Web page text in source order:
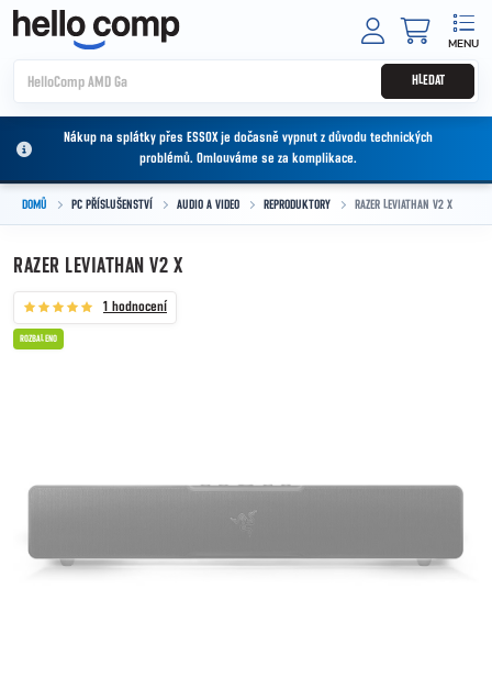
Přejít na obsah
HLEDAT
Nákup na splátky přes ESSOX je dočasně vypnut z důvodu technických
problémů. Omlouváme se za komplikace.
DOMŮ PC PŘÍSLUŠENSTVÍ AUDIO A VIDEO REPRODUKTORY RAZER LEVIATHAN V2 X
RAZER LEVIATHAN V2 X
1 hodnocení
ROZBALENO